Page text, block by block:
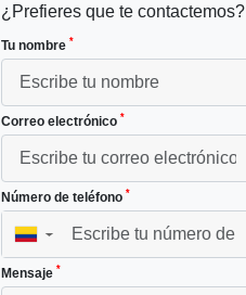
¿Prefieres que te contactemos?
Tu nombre *
Correo electrónico *
Número de teléfono *
▼
Mensaje *